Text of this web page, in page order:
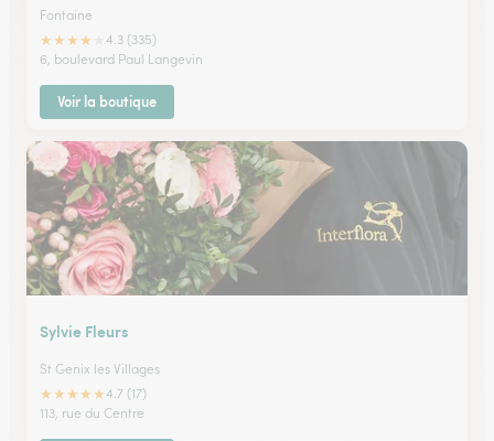
Fontaine
★★★★
4.3 (335)
6, boulevard Paul Langevin
Voir la boutique
Sylvie Fleurs
St Genix les Villages
★★★★★4.7 (17)
113, rue du Centre